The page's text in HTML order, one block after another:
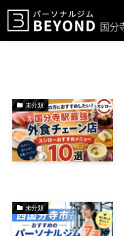
未分類
未分類